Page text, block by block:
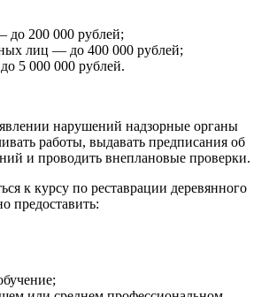
до 200 000 рублей;
лиц — до 400 000 рублей;
5 000 000 рублей.
нарушений надзорные органы
работы, выдавать предписания об
и проводить внеплановые проверки.
к курсу по реставрации деревянного
предоставить: